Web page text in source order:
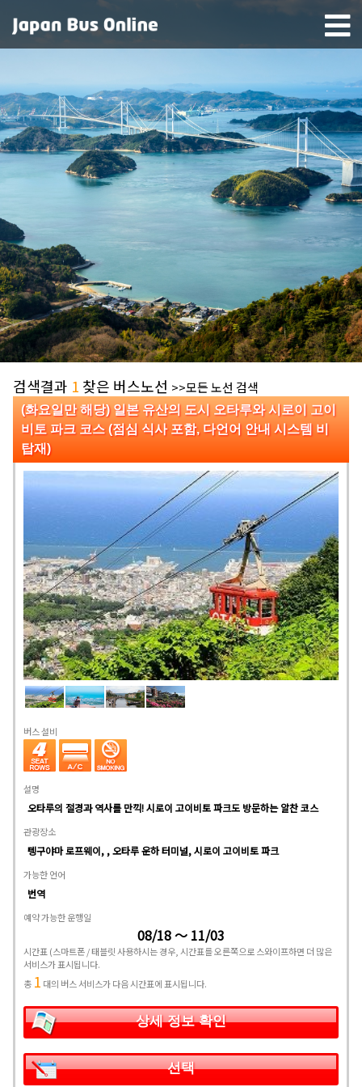
검색결과 1 찾은 버스노선 >>모든 노선 검색
(화요일만 해당) 일본 유산의 도시 오타루와 시로이 고이
비토 파크 코스 (점심 식사 포함, 다언어 안내 시스템 비
탑재)
버스 설비
설명
오타루의 절경과 역사를 만끽! 시로이 고이비토 파크도 방문하는 알찬 코스
관광장소
텡구야마 로프웨이, , 오타루 운하 터미널, 시로이 고이비토 파크
가능한 언어
번역
예약 가능한 운행일
08/18 ～ 11/03
시간표 (스마트폰 / 태블릿 사용하시는 경우, 시간표를 오른쪽으로 스와이프하면 더 많은
서비스가 표시됩니다.
총 1 대의 버스 서비스가 다음 시간표에 표시됩니다.
상세 정보 확인
선택